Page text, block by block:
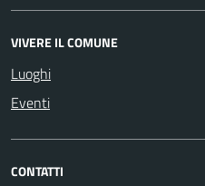
VIVERE IL COMUNE
Luoghi
Eventi
CONTATTI